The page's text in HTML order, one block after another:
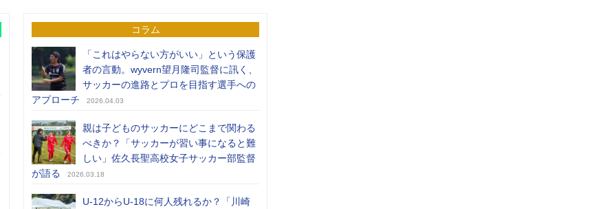
コラム
「これはやらない方がいい」という保護
者の言動。wyvern望月隆司監督に訊く、
サッカーの進路とプロを目指す選手への
アプローチ
2026.04.03
親は子どものサッカーにどこまで関わる
べきか？「サッカーが習い事になると難
しい」佐久長聖高校女子サッカー部監督
が語る
2026.03.18
U-12からU-18に何人残れるか？「川崎